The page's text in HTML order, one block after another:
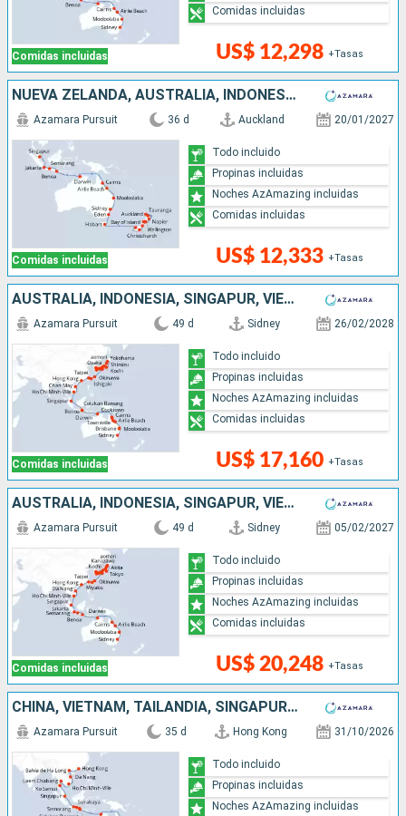
Comidas incluidas US$ 12,298 +Tasas
Comidas incluidas
NUEVA ZELANDA, AUSTRALIA, INDONESIA, SINGAPUR
Comidas incluidas
Azamara Pursuit 36 d Auckland 20/01/2027
US$ 12,333 +Tasas
Todo incluido
Propinas incluidas
Noches AzAmazing incluidas
Comidas incluidas
AUSTRALIA, INDONESIA, SINGAPUR, VIETNAM, CHINA, TAIWÁN, JAPÓN, COREA DEL SUR
Comidas incluidas
Azamara Pursuit 49 d Sidney 26/02/2028
US$ 17,160 +Tasas
Todo incluido
Propinas incluidas
Noches AzAmazing incluidas
Comidas incluidas
AUSTRALIA, INDONESIA, SINGAPUR, VIETNAM, CHINA, TAIWÁN, JAPÓN, COREA DEL SUR
Comidas incluidas
Azamara Pursuit 49 d Sidney 05/02/2027
US$ 20,248 +Tasas
Todo incluido
Propinas incluidas
Noches AzAmazing incluidas
Comidas incluidas
CHINA, VIETNAM, TAILANDIA, SINGAPUR, INDONESIA, AUSTRALIA
Azamara Pursuit 35 d Hong Kong 31/10/2026
Todo incluido
Propinas incluidas
Noches AzAmazing incluidas